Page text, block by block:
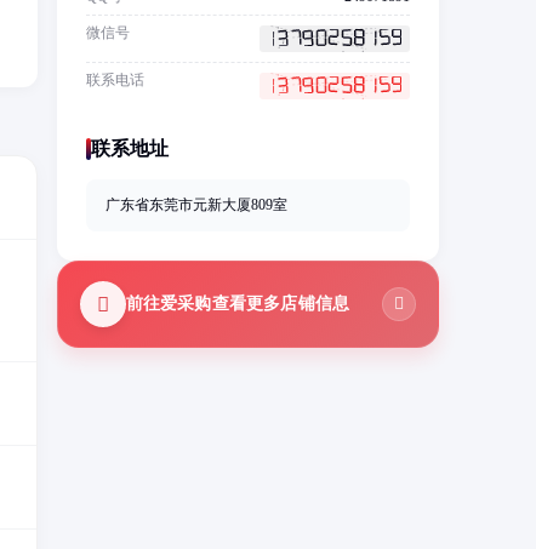
微信号
联系电话
联系地址
广东省东莞市元新大厦809室
前往爱采购查看更多店铺信息